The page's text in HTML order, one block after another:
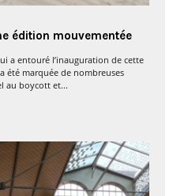
édition mouvementée
a entouré l’inauguration de cette
été marquée de nombreuses
au boycott et...